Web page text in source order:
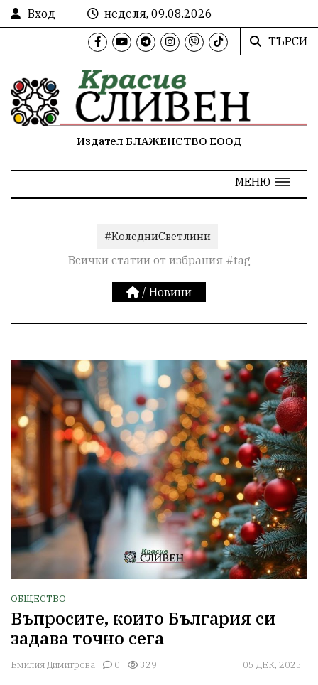
Вход
неделя, 09.08.2026
ТЪРСИ
Издател БЛАЖЕНСТВО ЕООД
МЕНЮ
#КоледниСветлини
Всички статии от избрания #tag
/ Новини
ОБЩЕСТВО
Въпросите, които България си
задава точно сега
Емилия Димитрова 0 329 05 ДЕК, 2025